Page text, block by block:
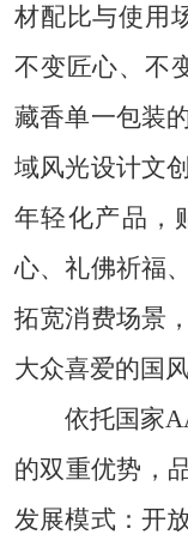
材配比与使用
不变匠心、不
藏香单一包装
域风光设计文
年轻化产品，
心、礼佛祈福
拓宽消费场景
大众喜爱的国
依托国家
的双重优势，
发展模式：开